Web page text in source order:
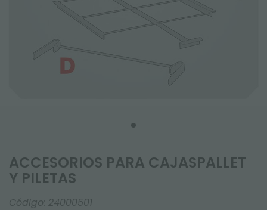
ACCESORIOS PARA CAJASPALLET
Y PILETAS
Código: 24000501